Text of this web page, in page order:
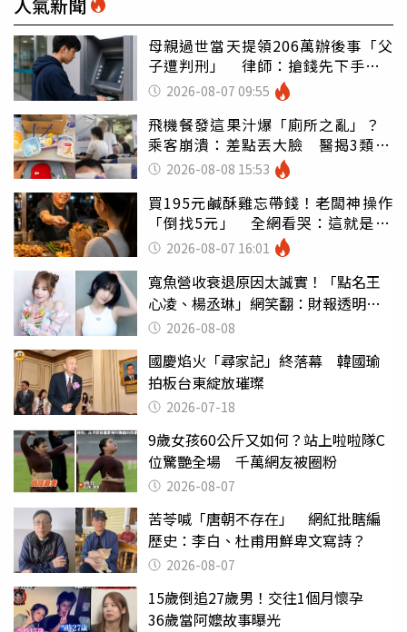
人氣新聞
母親過世當天提領206萬辦後事「父
子遭判刑」 律師：搶錢先下手是
罪 2026-08-07 09:55
飛機餐發這果汁爆「廁所之亂」？
乘客崩潰：差點丟大臉 醫揭3類人
別亂喝
2026-08-08 15:53
買195元鹹酥雞忘帶錢！老闆神操作
「倒找5元」 全網看哭：這就是台
灣 2026-08-07 16:01
寬魚營收衰退原因太誠實！「點名王
心凌、楊丞琳」網笑翻：財報透明度
滿分2026-08-08
國慶焰火「尋家記」終落幕 韓國瑜
拍板台東綻放璀璨
2026-07-18
9歲女孩60公斤又如何？站上啦啦隊C
位驚艷全場 千萬網友被圈粉
2026-08-07
苦苓喊「唐朝不存在」 網紅批瞎編
歷史：李白、杜甫用鮮卑文寫詩？
2026-08-07
15歲倒追27歲男！交往1個月懷孕
36歲當阿嬤故事曝光